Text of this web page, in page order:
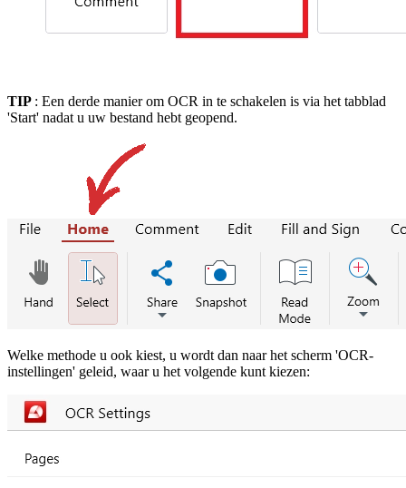
TIP : Een derde manier om OCR in te schakelen is via het tabblad
'Start' nadat u uw bestand hebt geopend.
Welke methode u ook kiest, u wordt dan naar het scherm 'OCR-
instellingen' geleid, waar u het volgende kunt kiezen: